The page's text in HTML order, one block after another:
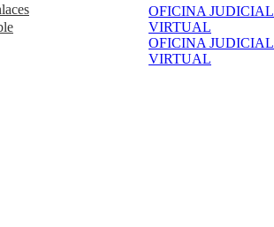
OFICINA JUDICIAL
VIRTUAL
OFICINA JUDICIAL
VIRTUAL